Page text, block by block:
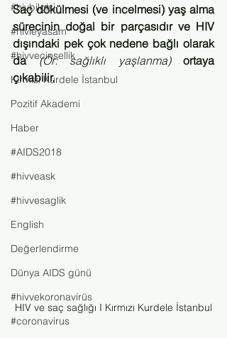
#hivbilgisi
#hivleyasam
#hivvecinsellik
Kırmızı Kurdele İstanbul
Pozitif Akademi
Haber
#AIDS2018
#hivveask
#hivvesaglik
English
Değerlendirme
Dünya AIDS günü
#hivvekoronavirüs
#coronavirus
Saç dökülmesi (ve incelmesi) yaş alma
sürecinin doğal bir parçasıdır ve HIV
dışındaki pek çok nedene bağlı olarak
da (Ör: sağlıklı yaşlanma) ortaya
çıkabilir.
HIV ve saç sağlığı I Kırmızı Kurdele İstanbul